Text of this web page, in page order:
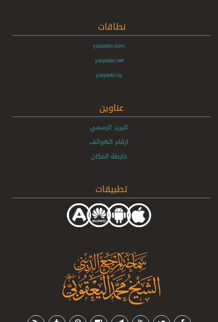
نطاقات
yaqoobi.com
yaqoobi.net
yaqoobi.iq
عناوين
البريد الرسمي
ارقام الهواتف
خارطة المكان
تطبيقات